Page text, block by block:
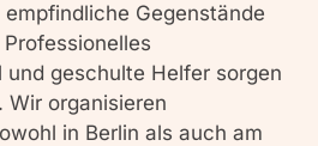
Gegenstände
geschulte Helfer sorgen
Wir organisieren
in Berlin als auch am